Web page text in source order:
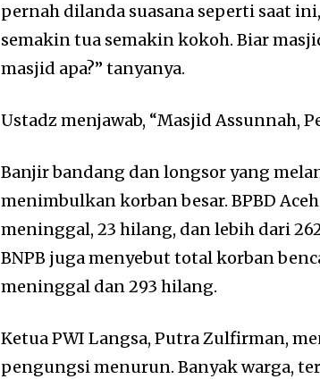
pernah dilanda suasana seperti saat
semakin tua semakin kokoh. Biar
masjid apa?” tanyanya.
Ustadz menjawab, “Masjid Assunnah,
Banjir bandang dan longsor yang
menimbulkan korban besar. BPBD
meninggal, 23 hilang, dan lebih dari
BNPB juga menyebut total korban
meninggal dan 293 hilang.
Ketua PWI Langsa, Putra Zulfirman,
pengungsi menurun. Banyak warga,